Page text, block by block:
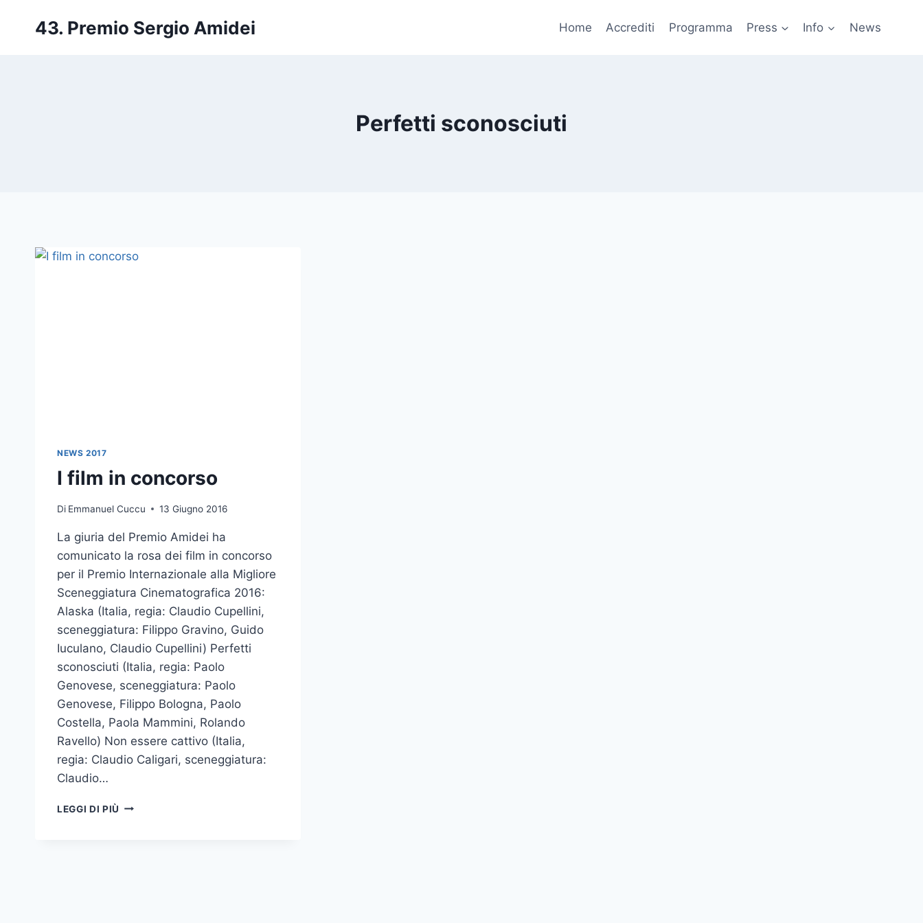
43. Premio Sergio Amidei Home Accrediti Programma Press Info News
Perfetti sconosciuti
NEWS 2017
I film in concorso
Di Emmanuel Cuccu 13 Giugno 2016
La giuria del Premio Amidei ha
comunicato la rosa dei film in concorso
per il Premio Internazionale alla Migliore
Sceneggiatura Cinematografica 2016:
Alaska (Italia, regia: Claudio Cupellini,
sceneggiatura: Filippo Gravino, Guido
Iuculano, Claudio Cupellini) Perfetti
sconosciuti (Italia, regia: Paolo
Genovese, sceneggiatura: Paolo
Genovese, Filippo Bologna, Paolo
Costella, Paola Mammini, Rolando
Ravello) Non essere cattivo (Italia,
regia: Claudio Caligari, sceneggiatura:
Claudio…
LEGGI DI PIÙ